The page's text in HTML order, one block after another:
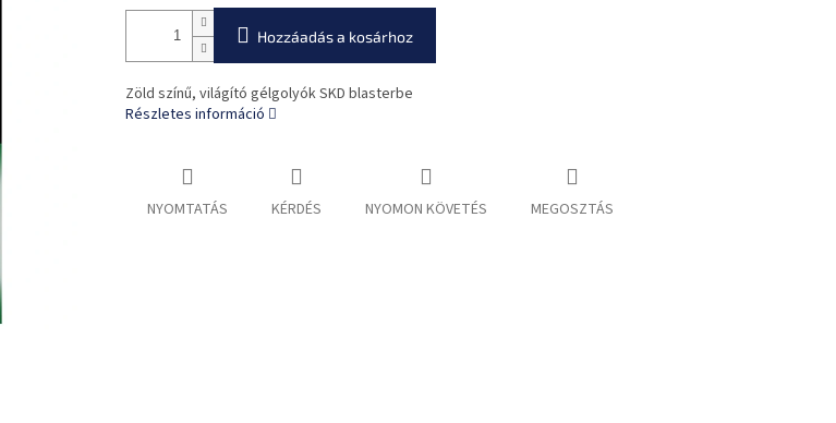
Hozzáadás a kosárhoz
Zöld színű, világító gélgolyók SKD blasterbe
Részletes információ
NYOMTATÁS KÉRDÉS NYOMON KÖVETÉS MEGOSZTÁS